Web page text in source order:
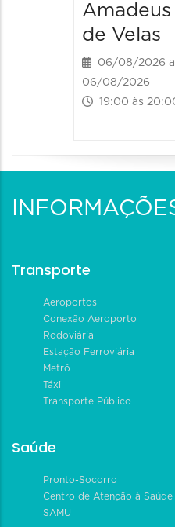
Amadeus
de Velas
06/08/2026
06/08/2026
19:00 às
Transporte
Aeroportos
Conexão Aeroporto
Rodoviária
Estação Ferroviária
Metrô
Táxi
Transporte Público
Saúde
Pronto-Socorro
Centro de Atenção à
SAMU